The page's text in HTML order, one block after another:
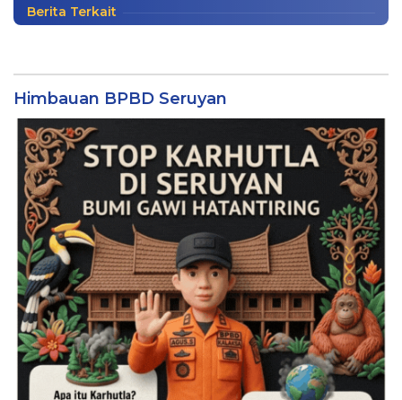
Berita Terkait
Himbauan BPBD Seruyan